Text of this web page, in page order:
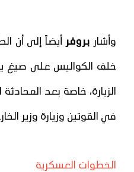
وأشار بروفر أيضاً إلى أن
خلف الكواليس على صيغ
الزيارة، خاصة بعد المحادثة
في القوتين وزيارة وزير
الخطوات العسكرية